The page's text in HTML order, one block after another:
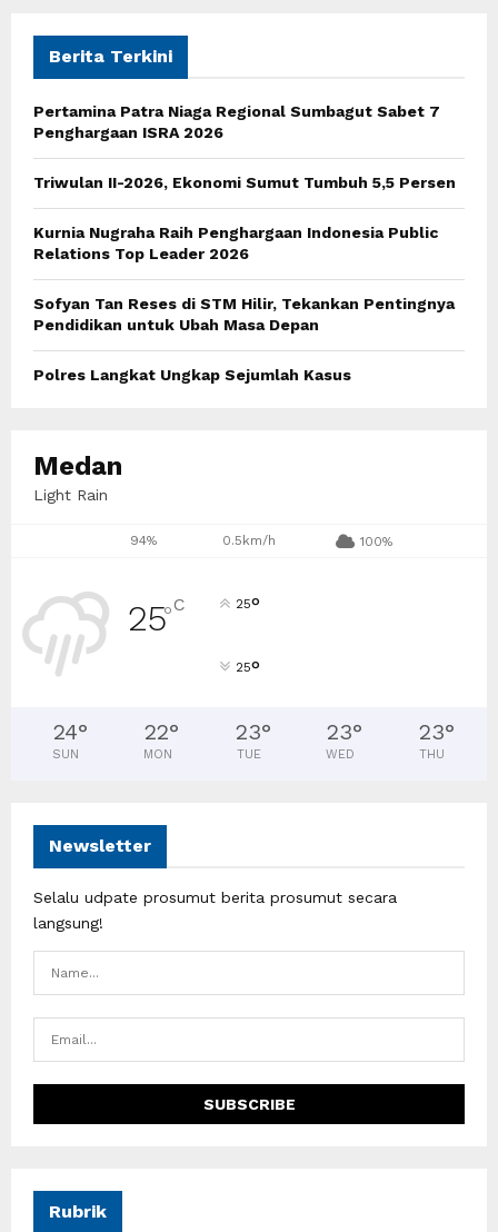
f
r
H
Berita Terkini
Pertamina Patra Niaga Regional Sumbagut Sabet 7
Penghargaan ISRA 2026
Triwulan II-2026, Ekonomi Sumut Tumbuh 5,5 Persen
Kurnia Nugraha Raih Penghargaan Indonesia Public
Relations Top Leader 2026
Sofyan Tan Reses di STM Hilir, Tekankan Pentingnya
Pendidikan untuk Ubah Masa Depan
Polres Langkat Ungkap Sejumlah Kasus
Medan
Light Rain
94% 0.5km/h 100%
25°C 25°
25°
24°
SUN
22°
MON
23°
TUE
23°
WED
23°
THU
Newsletter
Selalu udpate prosumut berita prosumut secara
langsung!
Rubrik